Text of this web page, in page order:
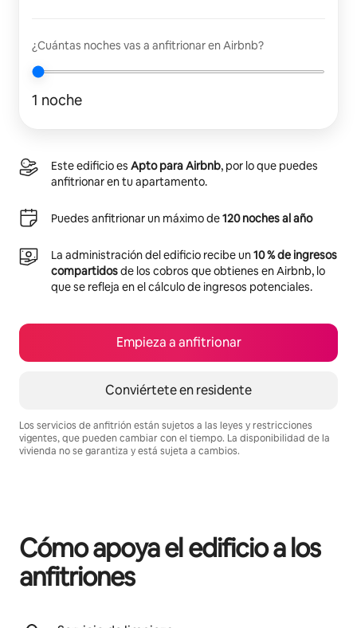
¿Cuántas noches vas a anfitrionar en Airbnb?
1 noche
Este edificio es Apto para Airbnb, por lo que puedes
anfitrionar en tu apartamento.
Puedes anfitrionar un máximo de120 noches al año
La administración del edificio recibe un10 % de ingresos
compartidosde los cobros que obtienes en Airbnb, lo
que se refleja en el cálculo de ingresos potenciales.
Empieza a anfitrionar
Conviértete en residente
Los servicios de anfitrión están sujetos a las leyes y restricciones
vigentes, que pueden cambiar con el tiempo. La disponibilidad de la
vivienda no se garantiza y está sujeta a cambios.
Cómo apoya el edificio a los
anfitriones